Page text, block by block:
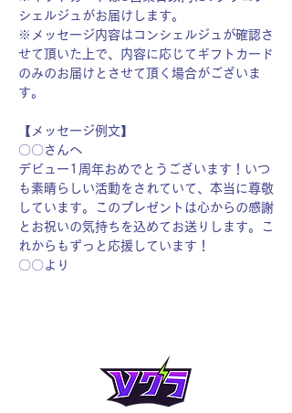
シェルジュがお届けします。
※メッセージ内容はコンシェルジュが確認さ
せて頂いた上で、内容に応じてギフトカード
のみのお届けとさせて頂く場合がございま
す。
【メッセージ例文】
〇〇さんへ
デビュー1周年おめでとうございます！いつ
も素晴らしい活動をされていて、本当に尊敬
しています。このプレゼントは心からの感謝
とお祝いの気持ちを込めてお送りします。こ
れからもずっと応援しています！
〇〇より